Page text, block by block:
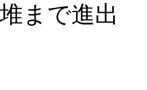
まで進出